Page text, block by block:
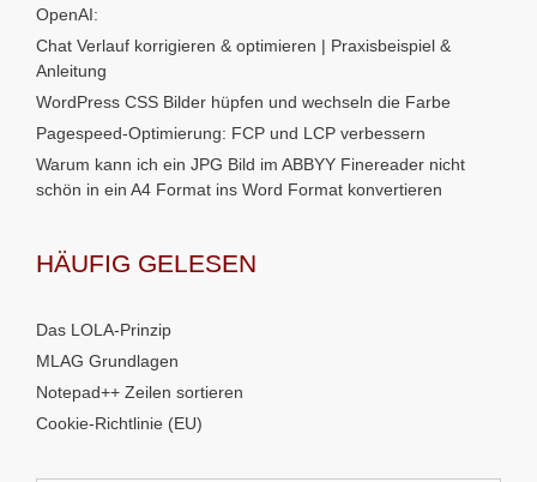
OpenAI:
Chat Verlauf korrigieren & optimieren | Praxisbeispiel &
Anleitung
WordPress CSS Bilder hüpfen und wechseln die Farbe
Pagespeed-Optimierung: FCP und LCP verbessern
Warum kann ich ein JPG Bild im ABBYY Finereader nicht
schön in ein A4 Format ins Word Format konvertieren
HÄUFIG GELESEN
Das LOLA-Prinzip
MLAG Grundlagen
Notepad++ Zeilen sortieren
Cookie-Richtlinie (EU)